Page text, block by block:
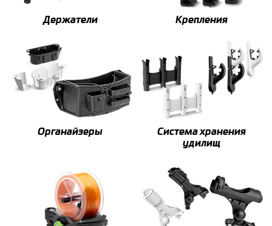
Держатели Крепления
Органайзеры
Система хранения
удилищ